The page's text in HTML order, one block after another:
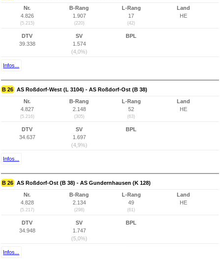
Nr.
4.826
(5.215)
B-Rang
1.907
(220)
L-Rang
17
(42)
Land
HE
DTV
39.338
SV
1.574
(4,0%)
BPL
Infos...
B 26 AS Roßdorf-West (L 3104) - AS Roßdorf-Ost (B 38)
Nr.
4.827
(5.216)
B-Rang
2.148
(305)
L-Rang
52
(63)
Land
HE
DTV
34.637
SV
1.697
(4,9%)
BPL
Infos...
B 26 AS Roßdorf-Ost (B 38) - AS Gundernhausen (K 128)
Nr.
4.828
(5.217)
B-Rang
2.134
(298)
L-Rang
49
(61)
Land
HE
DTV
34.948
SV
1.747
(5,0%)
BPL
Infos...